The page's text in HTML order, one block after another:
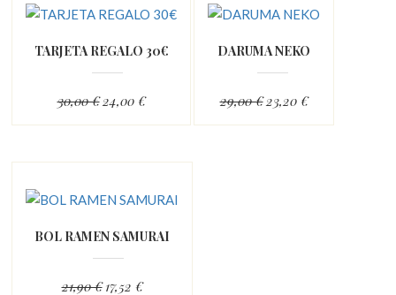
TARJETA REGALO 30€
30,00 €24,00 €
DARUMA NEKO
29,00 €23,20 €
BOL RAMEN SAMURAI
21,90 € 17,52 €